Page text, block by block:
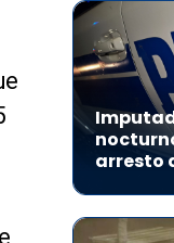
arresto